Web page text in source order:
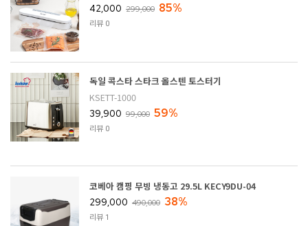
42,000 299,000 85%
리뷰 0
독일 콕스타 스타크 올스텐 토스터기
KSETT-1000
39,900 99,000 59%
리뷰 0
코베아 캠핑 무빙 냉동고 29.5L KECY9DU-04
299,000 490,000 38%
리뷰 1